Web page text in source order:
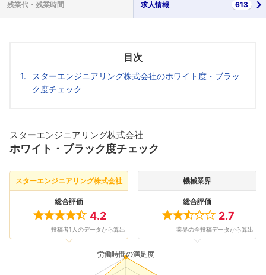
残業代・ 残業時間 求人情報 613
目次
スターエンジニアリング株式会社のホワイト度・ブラッ
ク度チェック
スターエンジニアリング株式会社
ホワイト・ブラック度チェック
スターエンジニアリング株式会社
総合評価
4.2
投稿者1人のデータから算出
機械業界
総合評価
2.7
業界の全投稿データから算出